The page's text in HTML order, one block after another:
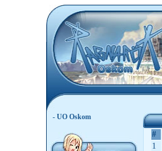
- UO Oskom
#
1